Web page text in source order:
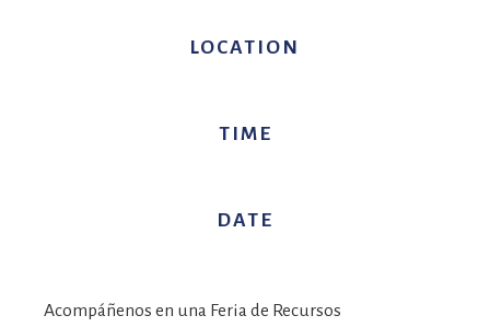
DATE
TIME
LOCATION
Acompáñenos en una Feria de Recursos